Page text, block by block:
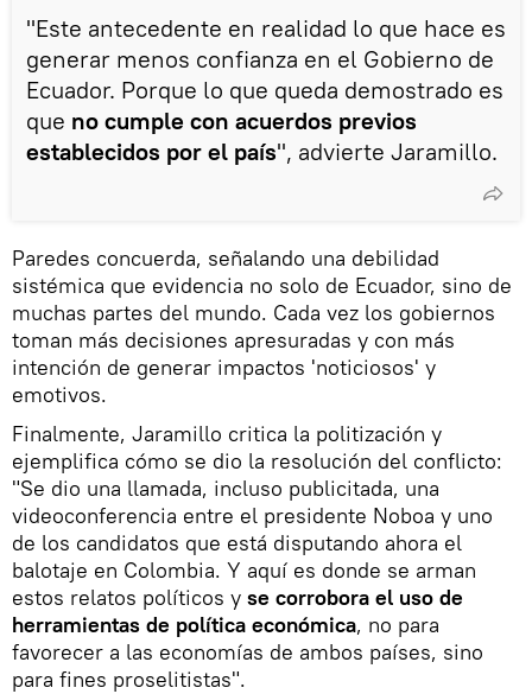
"Este antecedente en realidad lo que hace es
generar menos confianza en el Gobierno de
Ecuador. Porque lo que queda demostrado es
que no cumple con acuerdos previos
establecidos por el país", advierte Jaramillo.
Paredes concuerda, señalando una debilidad
sistémica que evidencia no solo de Ecuador, sino de
muchas partes del mundo. Cada vez los gobiernos
toman más decisiones apresuradas y con más
intención de generar impactos 'noticiosos' y
emotivos.
Finalmente, Jaramillo critica la politización y
ejemplifica cómo se dio la resolución del conflicto:
"Se dio una llamada, incluso publicitada, una
videoconferencia entre el presidente Noboa y uno
de los candidatos que está disputando ahora el
balotaje en Colombia. Y aquí es donde se arman
estos relatos políticos y se corrobora el uso de
herramientas de política económica, no para
favorecer a las economías de ambos países, sino
para fines proselitistas".